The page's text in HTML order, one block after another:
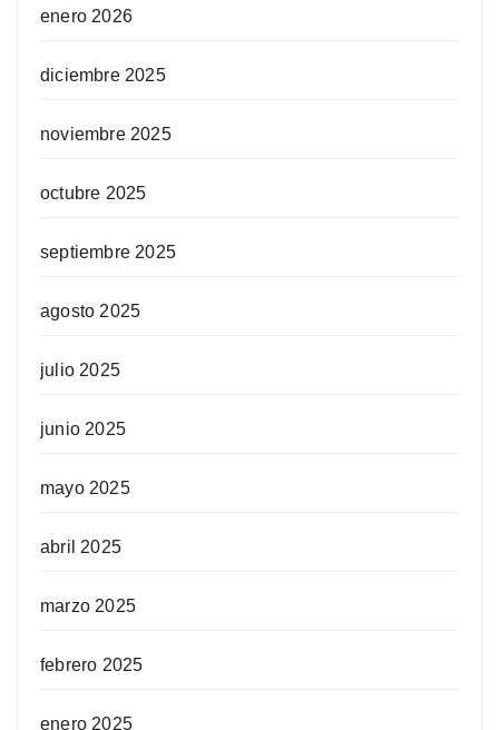
enero 2026
diciembre 2025
noviembre 2025
octubre 2025
septiembre 2025
agosto 2025
julio 2025
junio 2025
mayo 2025
abril 2025
marzo 2025
febrero 2025
enero 2025